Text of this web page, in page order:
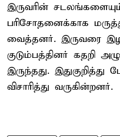
இருவரின்
பரிசோதனைக்காக
வைத்தனர். இருவரை
குடும்பத்தினர் கதறி
இருந்தது. இதுகுறித்து
விசாரித்து வருகின்றனர்.